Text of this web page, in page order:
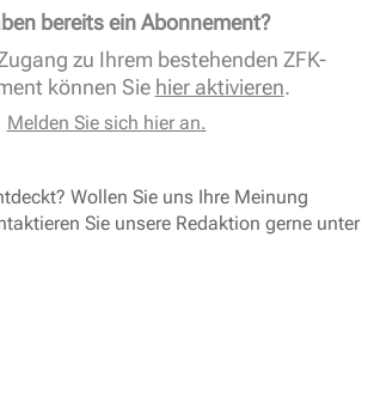
bereits ein Abonnement?
zu Ihrem bestehenden ZFK-
können Sie hier aktivieren.
Melden Sie sich hier an.
Wollen Sie uns Ihre Meinung
Sie unsere Redaktion gerne unter